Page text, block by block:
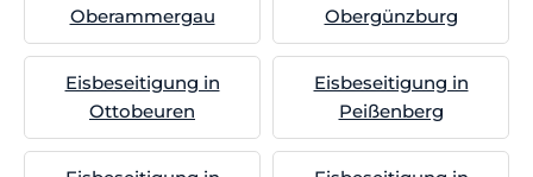
Oberammergau
Obergünzburg
Eisbeseitigung in
Ottobeuren
Eisbeseitigung in
Peißenberg